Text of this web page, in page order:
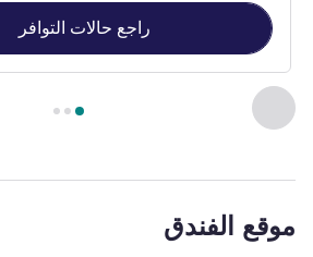
السابق - غرفةالصفحة
راجع حالات التوافر
موقع الفندق